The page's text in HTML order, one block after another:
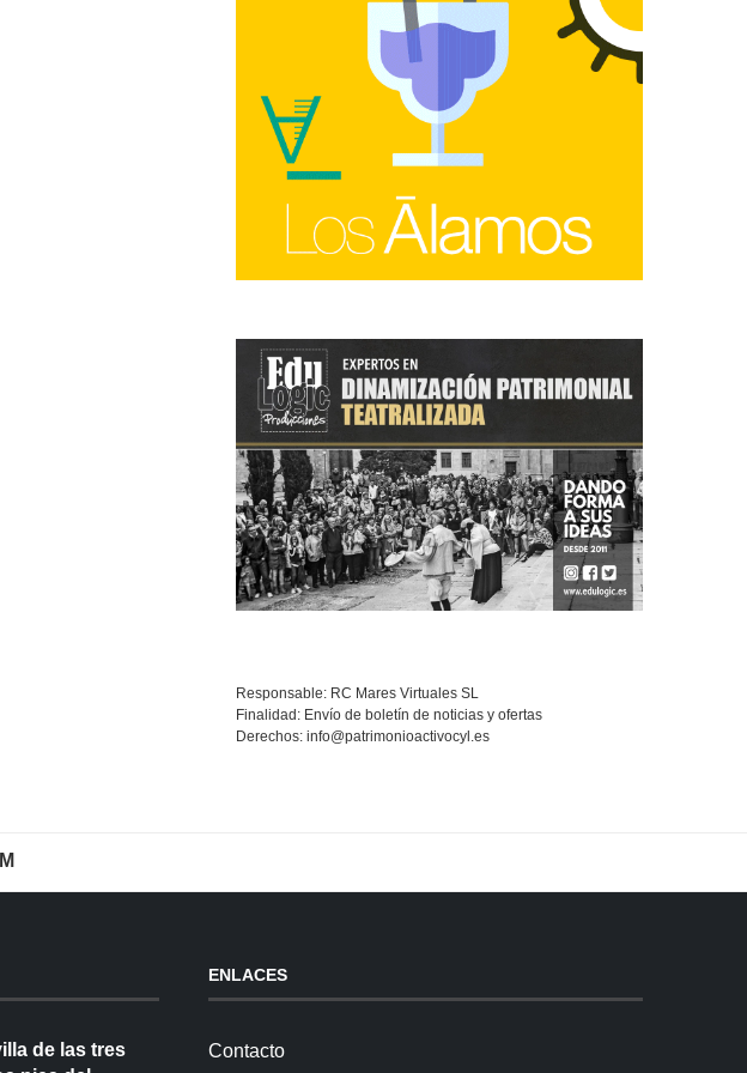
Responsable: RC Mares Virtuales SL
Finalidad: Envío de boletín de noticias y ofertas
Derechos: info@patrimonioactivocyl.es
de las tres
ENLACES
Contacto